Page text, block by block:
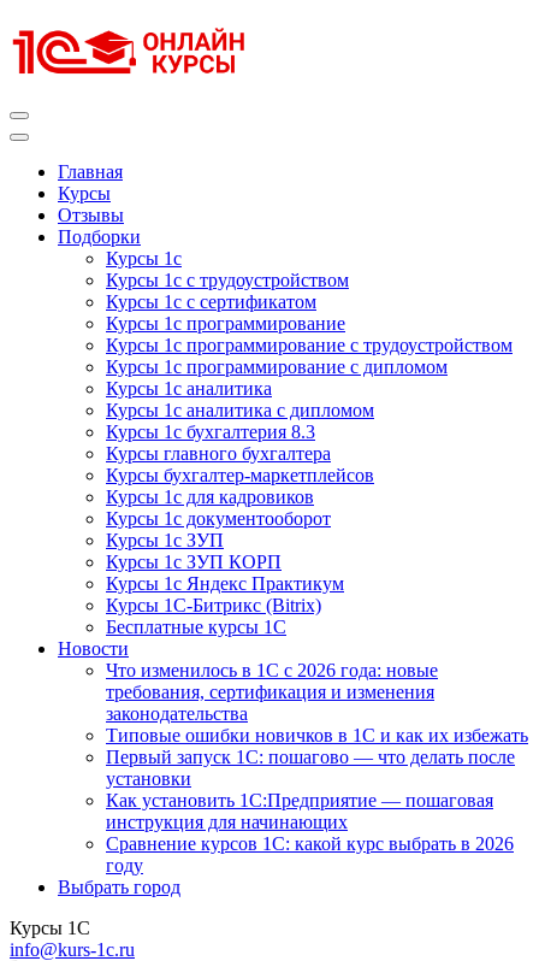
к
содержимому
Главная
Курсы
Отзывы
Подборки
Курсы 1с
Курсы 1с с трудоустройством
Курсы 1с с сертификатом
Курсы 1с программирование
Курсы 1с программирование с трудоустройством
Курсы 1с программирование с дипломом
Курсы 1с аналитика
Курсы 1с аналитика с дипломом
Курсы 1с бухгалтерия 8.3
Курсы главного бухгалтера
Курсы бухгалтер-маркетплейсов
Курсы 1с для кадровиков
Курсы 1с документооборот
Курсы 1с ЗУП
Курсы 1с ЗУП КОРП
Курсы 1с Яндекс Практикум
Курсы 1С-Битрикс (Bitrix)
Бесплатные курсы 1С
Новости
Что изменилось в 1С с 2026 года: новые
требования, сертификация и изменения
законодательства
Типовые ошибки новичков в 1С и как их избежать
Первый запуск 1С: пошагово — что делать после
установки
Как установить 1С:Предприятие — пошаговая
инструкция для начинающих
Сравнение курсов 1С: какой курс выбрать в 2026
году
Выбрать город
Курсы 1С
info@kurs-1c.ru